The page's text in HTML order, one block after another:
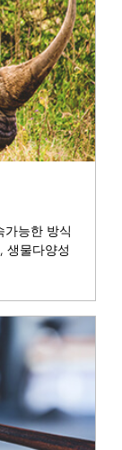
능한 방식
생물다양성